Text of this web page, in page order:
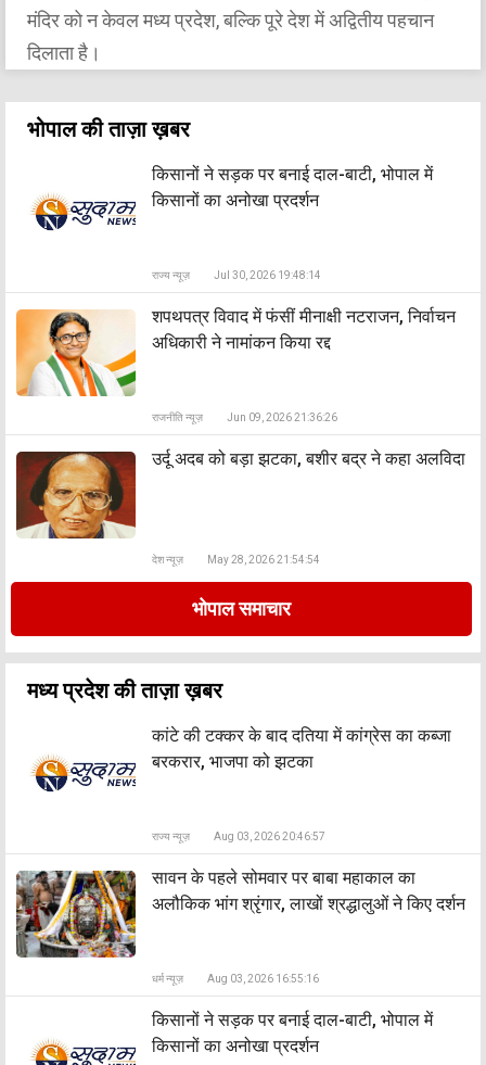
मंदिर को न केवल मध्य प्रदेश, बल्कि पूरे देश में अद्वितीय पहचान
दिलाता है।
भोपाल की ताज़ा ख़बर
किसानों ने सड़क पर बनाई दाल-बाटी, भोपाल में
किसानों का अनोखा प्रदर्शन
राज्य न्यूज़ Jul 30, 2026 19:48:14
शपथपत्र विवाद में फंसीं मीनाक्षी नटराजन, निर्वाचन
अधिकारी ने नामांकन किया रद्द
राजनीति न्यूज़ Jun 09, 2026 21:36:26
उर्दू अदब को बड़ा झटका, बशीर बद्र ने कहा अलविदा
देश न्यूज़ May 28, 2026 21:54:54
भोपाल समाचार
मध्य प्रदेश की ताज़ा ख़बर
कांटे की टक्कर के बाद दतिया में कांग्रेस का कब्जा
बरकरार, भाजपा को झटका
राज्य न्यूज़ Aug 03, 2026 20:46:57
सावन के पहले सोमवार पर बाबा महाकाल का
अलौकिक भांग श्रृंगार, लाखों श्रद्धालुओं ने किए दर्शन
धर्म न्यूज़ Aug 03, 2026 16:55:16
किसानों ने सड़क पर बनाई दाल-बाटी, भोपाल में
किसानों का अनोखा प्रदर्शन